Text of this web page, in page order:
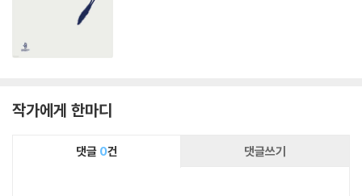
작가에게 한마디
댓글 0건 댓글쓰기